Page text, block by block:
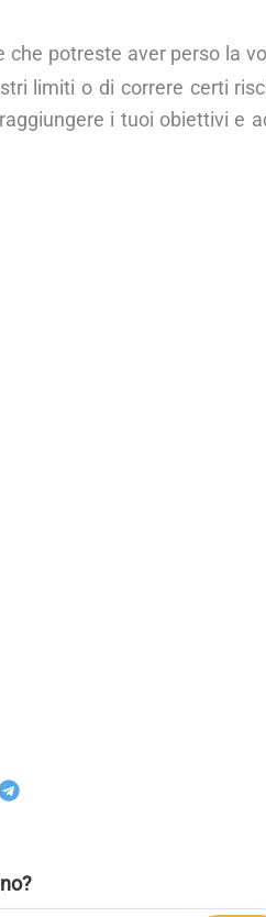
che potreste aver perso la
limiti o di correre certi
i tuoi obiettivi e